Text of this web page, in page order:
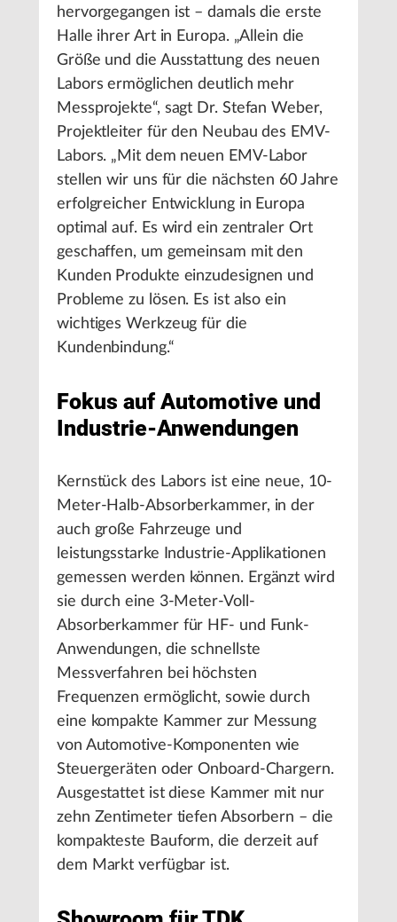
hervorgegangen ist – damals die erste
Halle ihrer Art in Europa. „Allein die
Größe und die Ausstattung des neuen
Labors ermöglichen deutlich mehr
Messprojekte“, sagt Dr. Stefan Weber,
Projektleiter für den Neubau des EMV-
Labors. „Mit dem neuen EMV-Labor
stellen wir uns für die nächsten 60 Jahre
erfolgreicher Entwicklung in Europa
optimal auf. Es wird ein zentraler Ort
geschaffen, um gemeinsam mit den
Kunden Produkte einzudesignen und
Probleme zu lösen. Es ist also ein
wichtiges Werkzeug für die
Kundenbindung.“
Fokus auf Automotive und
Industrie-Anwendungen
Kernstück des Labors ist eine neue, 10-
Meter-Halb-Absorberkammer, in der
auch große Fahrzeuge und
leistungsstarke Industrie-Applikationen
gemessen werden können. Ergänzt wird
sie durch eine 3-Meter-Voll-
Absorberkammer für HF- und Funk-
Anwendungen, die schnellste
Messverfahren bei höchsten
Frequenzen ermöglicht, sowie durch
eine kompakte Kammer zur Messung
von Automotive-Komponenten wie
Steuergeräten oder Onboard-Chargern.
Ausgestattet ist diese Kammer mit nur
zehn Zentimeter tiefen Absorbern – die
kompakteste Bauform, die derzeit auf
dem Markt verfügbar ist.